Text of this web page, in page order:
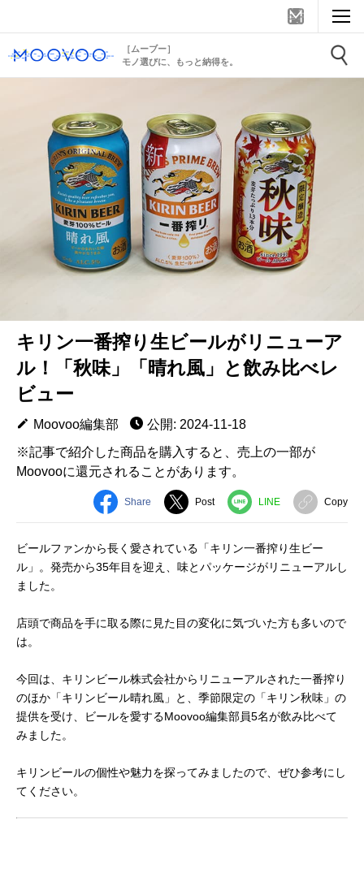
［ムーブー］
モノ選びに、もっと納得を。
キリン一番搾り生ビールがリニューア
ル！「秋味」「晴れ風」と飲み比べレ
ビュー
Moovoo編集部
公開: 2024-11-18
※記事で紹介した商品を購入すると、売上の一部が
Moovooに還元されることがあります。
Share Post LINE Copy
ビールファンから長く愛されている「キリン一番搾り生ビー
ル」。発売から35年目を迎え、味とパッケージがリニューアルし
ました。
店頭で商品を手に取る際に見た目の変化に気づいた方も多いので
は。
今回は、キリンビール株式会社からリニューアルされた一番搾り
のほか「キリンビール晴れ風」と、季節限定の「キリン秋味」の
提供を受け、ビールを愛するMoovoo編集部員5名が飲み比べて
みました。
キリンビールの個性や魅力を探ってみましたので、ぜひ参考にし
てください。